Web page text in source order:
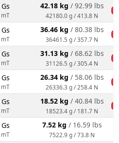
42.18 kg / 92.99 lbs
42180.0 g / 413.8 N
36.46 kg / 80.38 lbs
36461.5 g / 357.7 N
31.13 kg / 68.62 lbs
31126.5 g / 305.4 N
26.34 kg / 58.06 lbs
26336.3 g / 258.4 N
18.52 kg / 40.84 lbs
18523.4 g / 181.7 N
7.52 kg / 16.59 lbs
7522.9 g / 73.8 N